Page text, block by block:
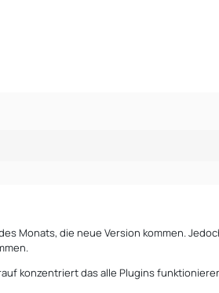
Monats, die neue Version kommen.
konzentriert das alle Plugins